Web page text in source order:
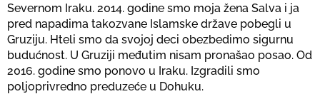
Severnom Iraku. 2014. godine smo moja žena Salva i ja
pred napadima takozvane Islamske države pobegli u
Gruziju. Hteli smo da svojoj deci obezbedimo sigurnu
budućnost. U Gruziji međutim nisam pronašao posao. Od
2016. godine smo ponovo u Iraku. Izgradili smo
poljoprivredno preduzeće u Dohuku.